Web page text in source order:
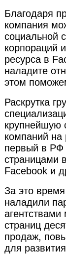
Благодаря
компания
социальной
корпораций
ресурса в
наладите
этом
Раскрутка
крупнейшую
компаний на
первый в РФ
страницами
Facebook и
За это
наладили
страниц
продаж,
для